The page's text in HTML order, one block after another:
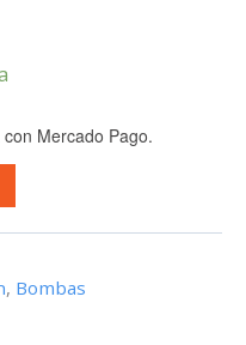
con Mercado Pago.
, Bombas